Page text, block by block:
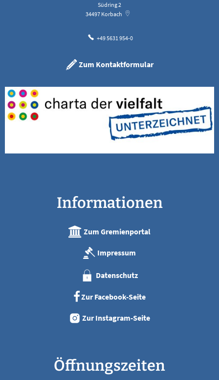
Südring 2
34497 Korbach
+49 5631 954-0
Zum Kontaktformular
Informationen
Zum Gremienportal
Impressum
Datenschutz
Zur Facebook-Seite
Zur Instagram-Seite
Öffnungszeiten